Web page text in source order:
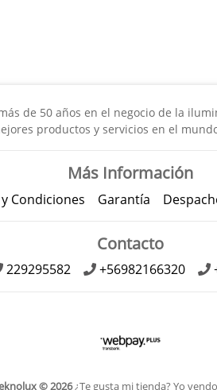
de 50 años en el negocio de la
productos y servicios en el
Más Información
Condiciones Garantía
Contacto
229295582 +56982166320
© 2026¿Te gusta mi tienda? Yo